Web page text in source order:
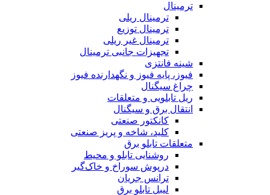
ترمینال
ترمینال ریلی
ترمینال توزیع
ترمینال غیر ریلی
تجهیزات جانبی ترمینال
شینه فانتزی
فیوز، پایه فیوز و نگهدارنده فیوز
چراغ سیگنال
ریل تابلویی و متعلقات
انتقال برق و سیگنال
کانکتور صنعتی
کلید، شاخه و پریز صنعتی
متعلقات تابلو برق
روشنایی تابلو و محیط
درپوش سوراخ و خاک‌گیر
ترانس جریان
لیبل تابلو برق